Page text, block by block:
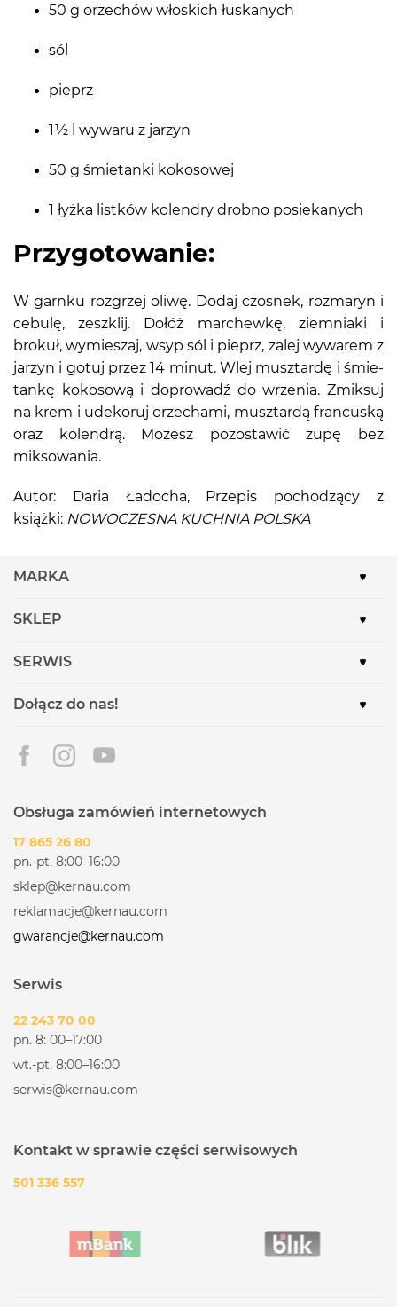
50 g orzechów włoskich łuskanych
sól
pieprz
1½ l wywaru z jarzyn
50 g śmietanki kokosowej
1 łyżka listków kolendry drobno posiekanych
Przygotowanie:
W garnku rozgrzej oliwę. Dodaj czosnek, rozmaryn i
cebulę, zeszklij. Dołóż marchewkę, ziemniaki i
brokuł, wymieszaj, wsyp sól i pieprz, zalej wywarem z
jarzyn i gotuj przez 14 minut. Wlej musztardę i śmie-
tankę kokosową i doprowadź do wrzenia. Zmiksuj
na krem i udekoruj orzechami, musztardą francuską
oraz kolendrą. Możesz pozostawić zupę bez
miksowania.
Autor: Daria Ładocha, Przepis pochodzący z
książki: NOWOCZESNA KUCHNIA POLSKA
MARKA
SKLEP
SERWIS
Dołącz do nas!
Obsługa zamówień internetowych
17 865 26 80
pn.-pt. 8:00–16:00
sklep@kernau.com
reklamacje@kernau.com
gwarancje@kernau.com
Serwis
22 243 70 00
pn. 8: 00–17:00
wt.-pt. 8:00–16:00
serwis@kernau.com
Kontakt w sprawie części serwisowych
501 336 557